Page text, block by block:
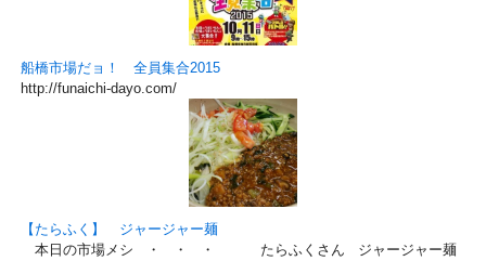
船橋市場だョ！ 全員集合2015
http://funaichi-dayo.com/
【たらふく】 ジャージャー麺
本日の市場メシ ・ ・ ・ たらふくさん ジャージャー麺 ※メ